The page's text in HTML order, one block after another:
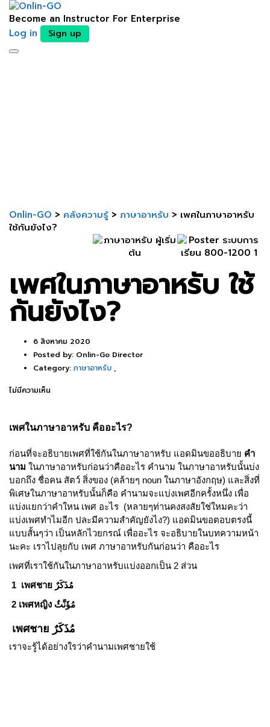
Become an Instructor For Enterprise
Log in
Sign up
Toggle
Onlin-GO > คลังความรู้ > ภาษาอาหรับ > เพศในภาษาอาหรับ
ใช้กันยังไง?
เพศในภาษาอาหรับ ใช้
กันยังไง?
6 สิงหาคม 2020
Posted by: Onlin-Go Director
Category: ภาษาอาหรับ ,
ไม่มีความเห็น
เพศในภาษาอาหรับ คืออะไร?
ก่อนที่จะอธิบายเพศที่ใช้กันในภาษาอาหรับ แอดมินขออธิบาย คำ
นาม ในภาษาอาหรับก่อนว่าคืออะไร คำนาม ในภาษาอาหรับนั้นบ่ง
บอกถึง ชื่อคน สัตว์ สิ่งของ (คล้ายๆ noun ในภาษาอังกฤษ) และสิ่งที่
พิเศษในภาษาอาหรับนั้นก็คือ คำนามจะแบ่งเพศอีกครั้งหนึ่ง เพื่อ
แบ่งแยกว่าคำใหน เพศ อะไร (หลายๆท่านคงสงสัยใช่ใหมคะว่า
แบ่งเพศทำไมอีก ปละมีความสำคัญยังไง?) แอดมินขอตอบตรงนี้
แบบสั้นๆว่า เป็นหลักไวยกรณ์ เพื่ออะไร จะอธิบายในบทความหน้า
นะคะ เราไปลุยกับ เพศ ภาษาอาหรับกันก่อนว่า คืออะไร
เพศที่เราใช้กันในภาษาอาหรับแบ่งออกเป็น 2 ส่วน
2 เพศหญิง مُؤَنَّثٌ
เพศชาย مُذَكَرٌ
เราจะรู้ได้อย่างใรว่าคำนามเพศชายใช้